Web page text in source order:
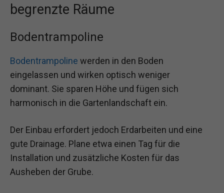
begrenzte Räume
Bodentrampoline
Bodentrampoline werden in den Boden
eingelassen und wirken optisch weniger
dominant. Sie sparen Höhe und fügen sich
harmonisch in die Gartenlandschaft ein.
Der Einbau erfordert jedoch Erdarbeiten und eine
gute Drainage. Plane etwa einen Tag für die
Installation und zusätzliche Kosten für das
Ausheben der Grube.